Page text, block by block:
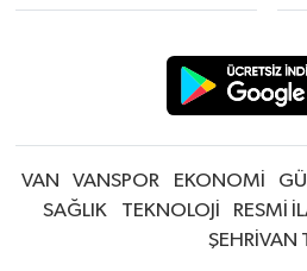
VAN VANSPOR EKONOMİ
SAĞLIK
TEKNOLOJİ RESMİ
ŞEHRİVAN